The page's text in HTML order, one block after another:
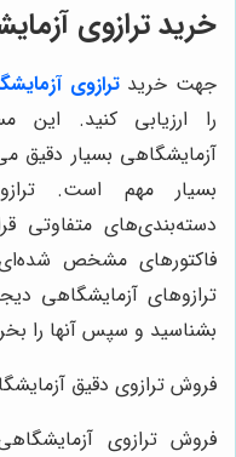
خرید ترازوی
جهت خریدترازوی
را ارزیابی کنید. این
آزمایشگاهی بسیار دقیق
بسیار مهم است.
دسته‌بندی‌های متفاوتی
فاکتورهای مشخص
ترازوهای آزمایشگاهی
بشناسید و سپس آنها را
فروش ترازوی دقیق
فروش ترازوی